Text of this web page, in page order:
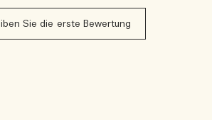
Sie die erste Bewertung